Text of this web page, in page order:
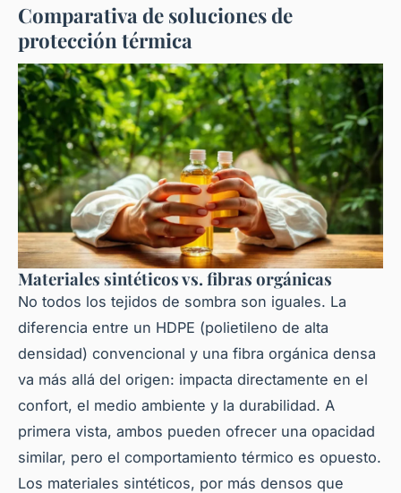
Comparativa de soluciones de
protección térmica
Materiales sintéticos vs. fibras orgánicas
No todos los tejidos de sombra son iguales. La
diferencia entre un HDPE (polietileno de alta
densidad) convencional y una fibra orgánica densa
va más allá del origen: impacta directamente en el
confort, el medio ambiente y la durabilidad. A
primera vista, ambos pueden ofrecer una opacidad
similar, pero el comportamiento térmico es opuesto.
Los materiales sintéticos, por más densos que